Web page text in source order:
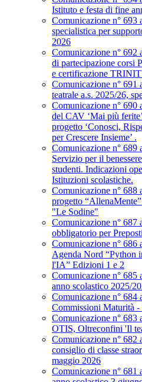
Istituto e festa di fine
Comunicazione n° 693
specialistica per
2026
Comunicazione n° 692
di partecipazione corsi
e certificazione
Comunicazione n° 691
teatrale a.s. 2025/26,
Comunicazione n° 690
del CAV ‘Mai più
progetto ‘Conosci,
per Crescere Insieme’ .
Comunicazione n° 689
Servizio per il
studenti. Indicazioni
Istituzioni scolastiche.
Comunicazione n° 688
progetto
"Le Sodine"
Comunicazione n° 687
obbligatorio per
Comunicazione n° 686
Agenda Nord “Python
l'IA” Edizioni 1 e 2
Comunicazione n° 685
anno scolastico 2025/
Comunicazione n° 684
Commissioni Maturità
Comunicazione n° 683
OTIS, Oltreconfini 'Il
Comunicazione n° 682
consiglio di classe
maggio 2026
Comunicazione n° 681